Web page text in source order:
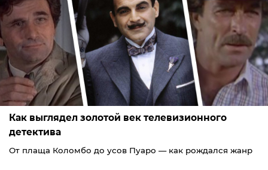
Как выглядел золотой век телевизионного
детектива
От плаща Коломбо до усов Пуаро — как рождался жанр